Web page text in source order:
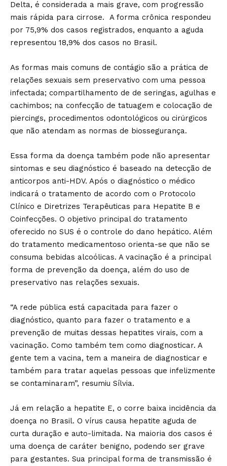
Delta, é considerada a mais grave, com progressão
mais rápida para cirrose. A forma crônica respondeu
por 75,9% dos casos registrados, enquanto a aguda
representou 18,9% dos casos no Brasil.
As formas mais comuns de contágio são a prática de
relações sexuais sem preservativo com uma pessoa
infectada; compartilhamento de de seringas, agulhas e
cachimbos; na confecção de tatuagem e colocação de
piercings, procedimentos odontológicos ou cirúrgicos
que não atendam as normas de biossegurança.
Essa forma da doença também pode não apresentar
sintomas e seu diagnóstico é baseado na detecção de
anticorpos anti-HDV. Após o diagnóstico o médico
indicará o tratamento de acordo com o Protocolo
Clínico e Diretrizes Terapêuticas para Hepatite B e
Coinfecções. O objetivo principal do tratamento
oferecido no SUS é o controle do dano hepático. Além
do tratamento medicamentoso orienta-se que não se
consuma bebidas alcoólicas. A vacinação é a principal
forma de prevenção da doença, além do uso de
preservativo nas relações sexuais.
“A rede pública está capacitada para fazer o
diagnóstico, quanto para fazer o tratamento e a
prevenção de muitas dessas hepatites virais, com a
vacinação. Como também tem como diagnosticar. A
gente tem a vacina, tem a maneira de diagnosticar e
também para tratar aquelas pessoas que infelizmente
se contaminaram”, resumiu Sílvia.
Já em relação a hepatite E, o corre baixa incidência da
doença no Brasil. O vírus causa hepatite aguda de
curta duração e auto-limitada. Na maioria dos casos é
uma doença de caráter benigno, podendo ser grave
para gestantes. Sua principal forma de transmissão é